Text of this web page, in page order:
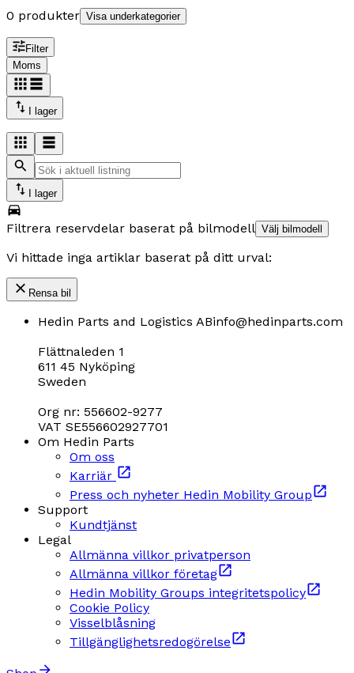
0 produkter Visa underkategorier
Filter
Moms
I lager
I lager
Filtrera reservdelar baserat på bilmodell Välj bilmodell
Vi hittade inga artiklar baserat på ditt urval:
Rensa bil
Hedin Parts and Logistics ABinfo@hedinparts.com
Flättnaleden 1
611 45 Nyköping
Sweden
Org nr: 556602-9277
VAT SE556602927701
Om Hedin Parts
Om oss
Karriär
Press och nyheter Hedin Mobility Group
Support
Kundtjänst
Legal
Allmänna villkor privatperson
Allmänna villkor företag
Hedin Mobility Groups integritetspolicy
Cookie Policy
Visselblåsning
Tillgänglighetsredogörelse